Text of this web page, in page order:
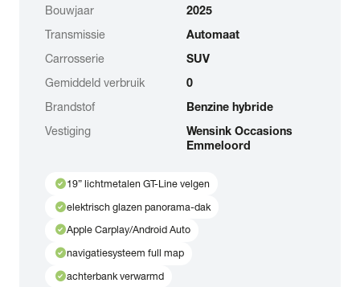
Bouwjaar
2025
Transmissie
Automaat
Carrosserie
SUV
Gemiddeld verbruik
0
Brandstof
Benzine hybride
Vestiging
Wensink Occasions
Emmeloord
check_circle19” lichtmetalen GT-Line velgen
check_circleelektrisch glazen panorama-dak
check_circleApple Carplay/Android Auto
check_circlenavigatiesysteem full map
check_circleachterbank verwarmd